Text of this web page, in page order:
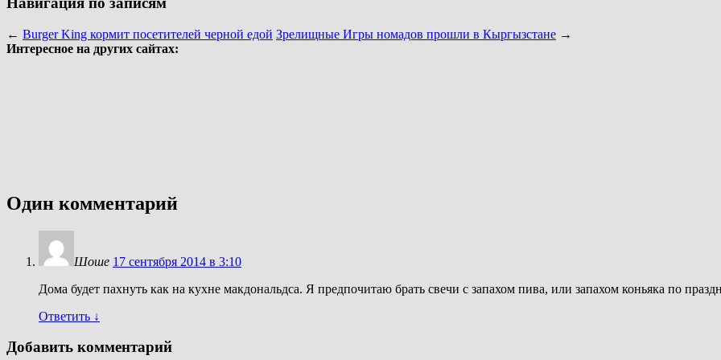
← Burger King кормит посетителей черной едой Зрелищные Игры номадов прошли в Кыргызстане →
Интересное на других сайтах:
Один комментарий
Шоше 17 сентября 2014 в 3:10
Дома будет пахнуть как на кухне макдональдса. Я предпочитаю брать свечи с запахом пива, или запахом коньяка по
Ответить ↓
Добавить комментарий